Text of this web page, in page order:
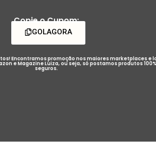
Copie o Cupom:
GOLAGORA
Encontramos promoção nos maiores marketplaces e
e Magazine Luiza, ou seja, só postamos produtos 100%
seguros.